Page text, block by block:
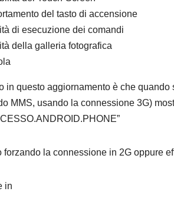
del tasto di accensione
di esecuzione dei comandi
della galleria fotografica
in questo aggiornamento è che
MMS, usando la connessione 3G)
la connessione in 2G oppure
in